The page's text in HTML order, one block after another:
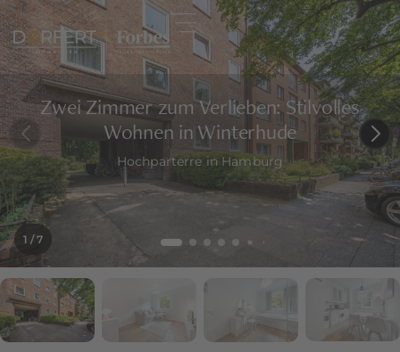
Zwei Zimmer zum Verlieben: Stilvolles
Wohnen in Winterhude
Hochparterre in Hamburg
1 / 7